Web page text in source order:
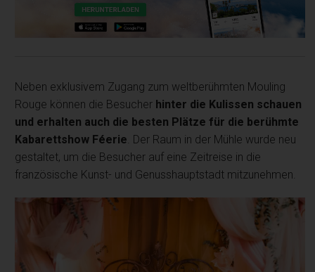
Neben exklusivem Zugang zum weltberühmten Mouling
Rouge können die Besucher hinter die Kulissen schauen
und erhalten auch die besten Plätze für die berühmte
Kabarettshow Féerie. Der Raum in der Mühle wurde neu
gestaltet, um die Besucher auf eine Zeitreise in die
französische Kunst- und Genusshauptstadt mitzunehmen.